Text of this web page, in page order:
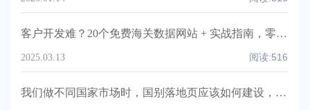
客户开发难？20个免费海关数据网站 + 实战指南，零成本精准挖掘采购商！
2025.03.13 阅读:516
我们做不同国家市场时，国别落地页应该如何建设，才能既符合当地采购搜索习惯，又不会因为重复内容或信息不一致影响 Google 和 AI 对品牌的理解？